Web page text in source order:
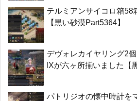
テルミアンサイコロ箱58
【黒い砂漠Part5364】
デヴォレカイヤリング2
IXが六ヶ所揃いました【
パトリジオの懐中時計を